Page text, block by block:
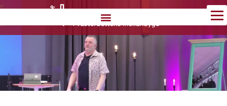
Hoppa
innehåll